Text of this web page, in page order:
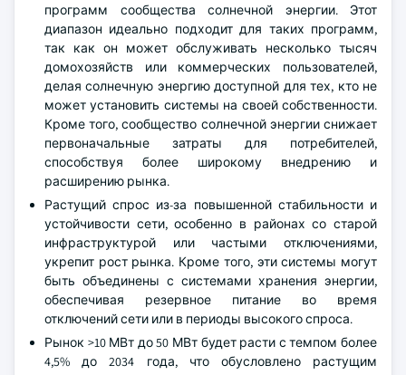
программ сообщества солнечной энергии. Этот
диапазон идеально подходит для таких программ,
так как он может обслуживать несколько тысяч
домохозяйств или коммерческих пользователей,
делая солнечную энергию доступной для тех, кто не
может установить системы на своей собственности.
Кроме того, сообщество солнечной энергии снижает
первоначальные затраты для потребителей,
способствуя более широкому внедрению и
расширению рынка.
Растущий спрос из-за повышенной стабильности и
устойчивости сети, особенно в районах со старой
инфраструктурой или частыми отключениями,
укрепит рост рынка. Кроме того, эти системы могут
быть объединены с системами хранения энергии,
обеспечивая резервное питание во время
отключений сети или в периоды высокого спроса.
Рынок >10 МВт до 50 МВт будет расти с темпом более
4,5% до 2034 года, что обусловлено растущим